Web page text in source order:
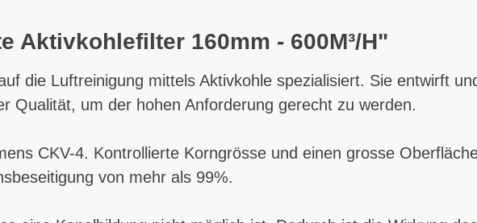
Aktivkohlefilter 160mm - 600M³/H"
die Luftreinigung mittels Aktivkohle spezialisiert. Sie entwirft
Qualität, um der hohen Anforderung gerecht zu werden.
CKV-4. Kontrollierte Korngrösse und einen grosse
von mehr als 99%.